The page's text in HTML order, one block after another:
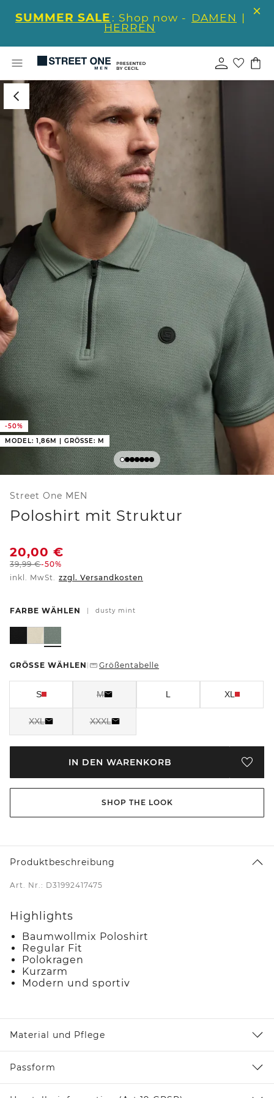
SUMMER SALE : Shop now - DAMEN |
HERREN
-50%
MODEL: 1,86M | GRÖSSE: M
Street One MEN
Poloshirt mit Struktur
20,00 €
39,99€-50%
inkl. MwSt. zzgl. Versandkosten
FARBE WÄHLEN dusty mint
GRÖSSE WÄHLEN Größentabelle
S M L XL
XXL XXXL
IN DEN WARENKORB
SHOP THE LOOK
Produktbeschreibung
Art. Nr.: D31992417475
Highlights
Baumwollmix Poloshirt
Regular Fit
Polokragen
Kurzarm
Modern und sportiv
Material und Pflege
Passform